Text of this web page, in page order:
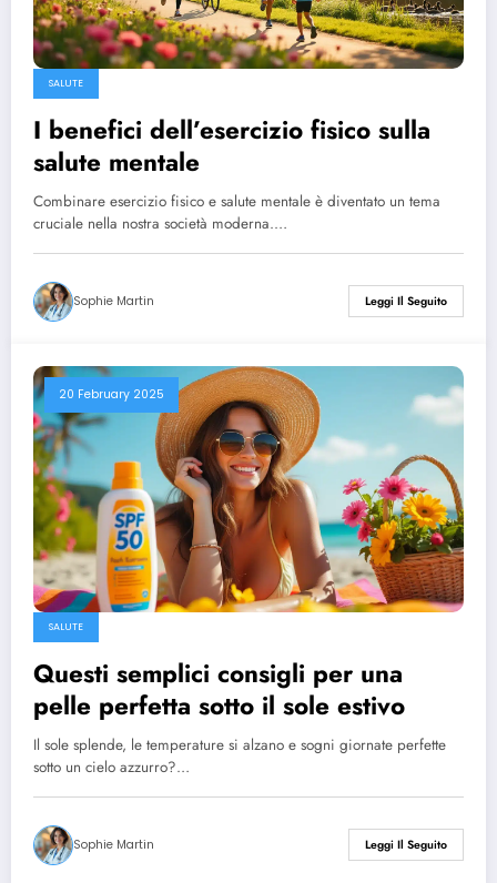
SALUTE
I benefici dell’esercizio fisico sulla
salute mentale
Combinare esercizio fisico e salute mentale è diventato un tema
cruciale nella nostra società moderna.…
Sophie Martin Leggi Il Seguito
20 February 2025
SALUTE
Questi semplici consigli per una
pelle perfetta sotto il sole estivo
Il sole splende, le temperature si alzano e sogni giornate perfette
sotto un cielo azzurro?…
Sophie Martin Leggi Il Seguito